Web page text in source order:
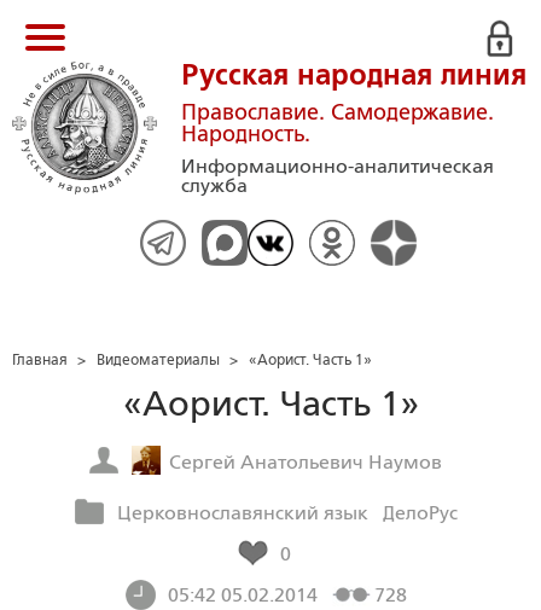
Русская народная линия
Православие. Самодержавие.
Народность.
Информационно-аналитическая
служба
Главная > Видеоматериалы > «Аорист. Часть 1»
«Аорист. Часть 1»
Сергей Анатольевич Наумов
Церковнославянский язык
ДелоРус
0
05:42 05.02.2014
728